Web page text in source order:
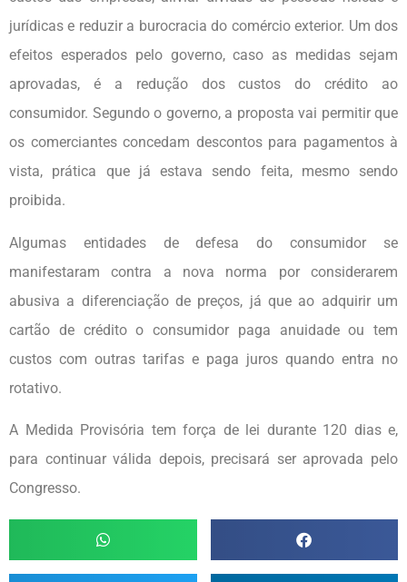
jurídicas e reduzir a burocracia do comércio exterior. Um dos
efeitos esperados pelo governo, caso as medidas sejam
aprovadas, é a redução dos custos do crédito ao
consumidor. Segundo o governo, a proposta vai permitir que
os comerciantes concedam descontos para pagamentos à
vista, prática que já estava sendo feita, mesmo sendo
proibida.
Algumas entidades de defesa do consumidor se
manifestaram contra a nova norma por considerarem
abusiva a diferenciação de preços, já que ao adquirir um
cartão de crédito o consumidor paga anuidade ou tem
custos com outras tarifas e paga juros quando entra no
rotativo.
A Medida Provisória tem força de lei durante 120 dias e,
para continuar válida depois, precisará ser aprovada pelo
Congresso.